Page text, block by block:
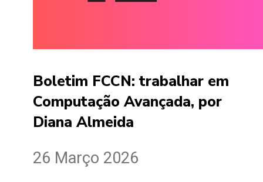
Boletim FCCN: trabalhar em
Computação Avançada, por
Diana Almeida
26 Março 2026